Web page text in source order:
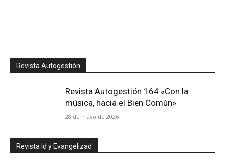
Revista Autogestión
Revista Autogestión 164 «Con la
música, hacia el Bien Común»
28 de mayo de 2026
Revista Id y Evangelizad